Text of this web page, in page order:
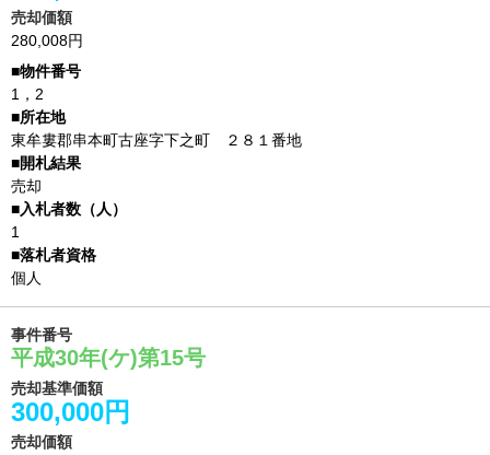
売却価額
280,008円
1，2
東牟婁郡串本町古座字下之町 ２８１番地
売却
1
個人
事件番号
平成30年(ケ)第15号
売却基準価額
300,000円
売却価額